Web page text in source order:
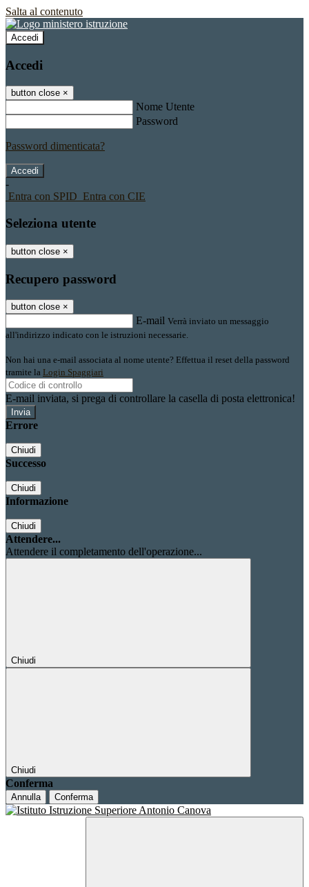
Salta al contenuto
Accedi
Accedi
button close ×
Nome Utente
Password
Password dimenticata?
-
Entra con SPID Entra con CIE
Seleziona utente
button close ×
Recupero password
button close ×
E-mail Verrà inviato un messaggio
all'indirizzo indicato con le istruzioni necessarie.
Non hai una e-mail associata al nome utente? Effettua il reset della password
tramite la Login Spaggiari
E-mail inviata, si prega di controllare la casella di posta elettronica!
Errore
Chiudi
Successo
Chiudi
Informazione
Chiudi
Attendere...
Attendere il completamento dell'operazione...
Chiudi
Chiudi
Conferma
Annulla Conferma